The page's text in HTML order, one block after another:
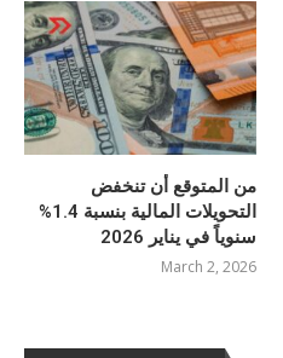
من المتوقع أن تنخفض
التحويلات المالية بنسبة 1.4%
سنوياً في يناير 2026
March 2, 2026